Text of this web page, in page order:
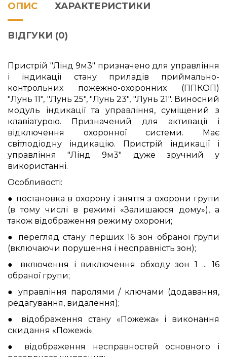
ОПИС ХАРАКТЕРИСТИКИ
ВІДГУКИ (0)
Пристрій "Лінд 9м3" призначено для управління
і індикації стану приладів приймально-
контрольних пожежно-охоронних (ППКОП)
"Лунь 11", "Лунь 25", "Лунь 23", "Лунь 21". Виносний
модуль індикації та управління, суміщений з
клавіатурою. Призначений для активації і
відключення охоронної системи. Має
світлодіодну індикацію. Пристрій індикації і
управління "Лінд 9м3" дуже зручний у
використанні.
Особливості:
● постановка в охорону і зняття з охорони групи
(в тому числі в режимі «Залишаюся дому»), а
також відображення режиму охорони;
● перегляд стану перших 16 зон обраної групи
(включаючи порушення і несправність зон);
● включення і виключення обходу зон 1 ... 16
обраної групи;
● управління паролями / ключами (додавання,
редагування, видалення);
● відображення
стану «Пожежа» і виконання
скидання «Пожежі»;
● відображення несправностей основного і